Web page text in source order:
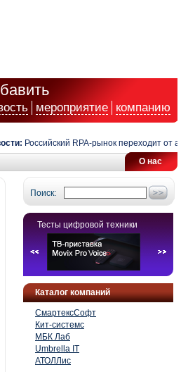
мероприятие компанию
Российский RPA-рынок переходит от
О нас
Поиск:
Тесты цифровой техники
Каталог компаний
СмартексСофт
Кит-системс
МБК Лаб
Umbrella IT
АТОЛЛис